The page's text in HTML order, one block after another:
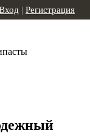
| Регистрация